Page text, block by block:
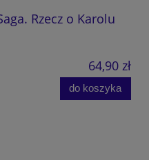
Rzecz o Karolu
64,90 zł
do koszyka